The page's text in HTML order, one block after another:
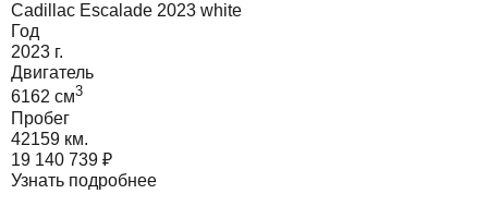
Cadillac Escalade 2023 white
Год
2023 г.
Двигатель
6162 cм3
Пробег
42159 км.
19 140 739 ₽
Узнать подробнее